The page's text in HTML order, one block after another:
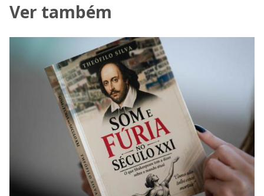
Ver também